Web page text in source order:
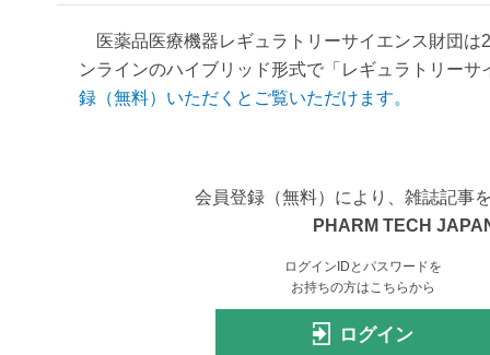
医薬品医療機器レギュラトリーサイエンス財団は
ンラインのハイブリッド形式で「レギュラトリー
録（無料）いただくとご覧いただけます。
会員登録（無料）により、雑誌記事
PHARM TECH
ログインIDとパスワードを
お持ちの方はこちらから
ログイン